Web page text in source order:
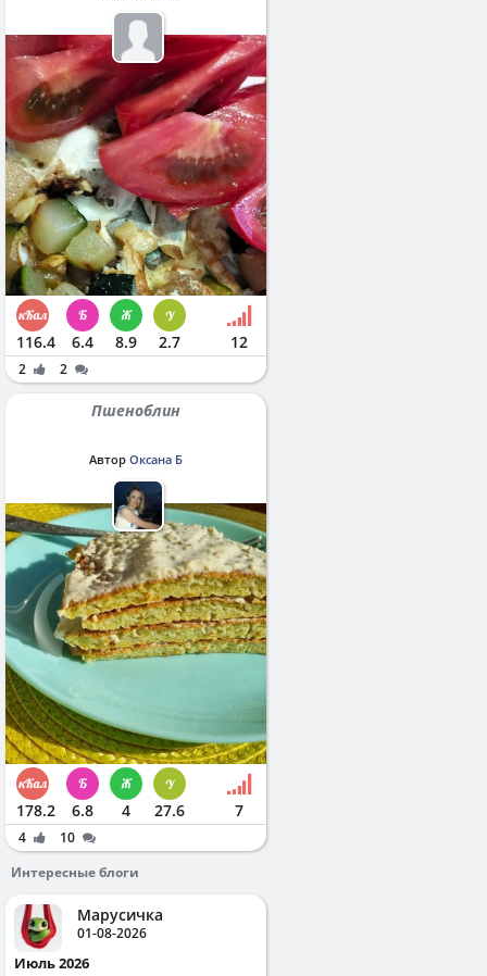
116.4 6.4 8.9 2.7 12
2 2
Пшеноблин
Автор Оксана Б
178.2 6.8 4 27.6 7
4
10
Интересные блоги
Марусичка
01-08-2026
Июль 2026